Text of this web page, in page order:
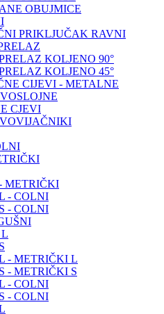
OBUJMICE
PRIKLJUČAK RAVNI
KOLJENO 90°
KOLJENO 45°
CIJEVI - METALNE
CJEVI
METRIČKI
- COLNI
- COLNI
- METRIČKI L
- METRIČKI S
- COLNI
- COLNI